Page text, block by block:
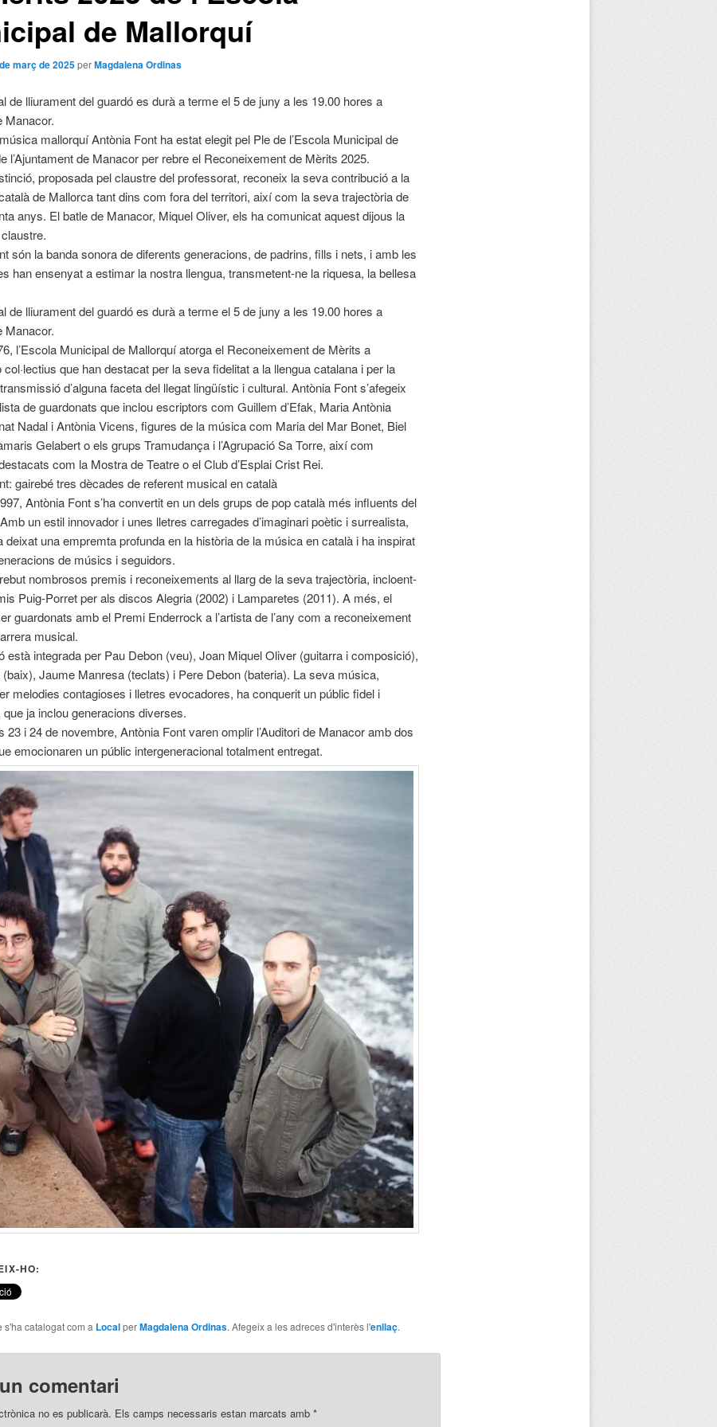
de Mallorquí
març de 2025perMagdalena Ordinas
de lliurament del guardó es durà a terme el 5 de juny a les 19.00 hores a
Manacor.
mallorquí Antònia Font ha estat elegit pel Ple de l’Escola Municipal de
l’Ajuntament de Manacor per rebre el Reconeixement de Mèrits 2025.
proposada pel claustre del professorat, reconeix la seva contribució a la
de Mallorca tant dins com fora del territori, així com la seva trajectòria de
anys. El batle de Manacor, Miquel Oliver, els ha comunicat aquest dijous la
són la banda sonora de diferents generacions, de padrins, fills i nets, i amb les
han ensenyat a estimar la nostra llengua, transmetent-ne la riquesa, la bellesa
de lliurament del guardó es durà a terme el 5 de juny a les 19.00 hores a
Manacor.
l’Escola Municipal de Mallorquí atorga el Reconeixement de Mèrits a
que han destacat per la seva fidelitat a la llengua catalana i per la
d’alguna faceta del llegat lingüístic i cultural. Antònia Font s’afegeix
de guardonats que inclou escriptors com Guillem d’Efak, Maria Antònia
Nadal i Antònia Vicens, figures de la música com Maria del Mar Bonet, Biel
Gelabert o els grups Tramudança i l’Agrupació Sa Torre, així com
com la Mostra de Teatre o el Club d’Esplai Crist Rei.
gairebé tres dècades de referent musical en català
Antònia Font s’ha convertit en un dels grups de pop català més influents del
un estil innovador i unes lletres carregades d’imaginari poètic i surrealista,
deixat una empremta profunda en la història de la música en català i ha inspirat
de músics i seguidors.
nombrosos premis i reconeixements al llarg de la seva trajectòria, incloent-
Puig-Porret per als discos Alegria (2002) i Lamparetes (2011). A més, el
guardonats amb el Premi Enderrock a l’artista de l’any com a reconeixement
musical.
està integrada per Pau Debon (veu), Joan Miquel Oliver (guitarra i composició),
Jaume Manresa (teclats) i Pere Debon (bateria). La seva música,
melodies contagioses i lletres evocadores, ha conquerit un públic fidel i
que ja inclou generacions diverses.
23 i 24 de novembre, Antònia Font varen omplir l’Auditori de Manacor amb dos
emocionaren un públic intergeneracional totalment entregat.
HO:
s'ha catalogat com a LocalperMagdalena Ordinas. Afegeix a les adreces d'interès l'enllaç.
comentari
no es publicarà. Els camps necessaris estan marcats amb *